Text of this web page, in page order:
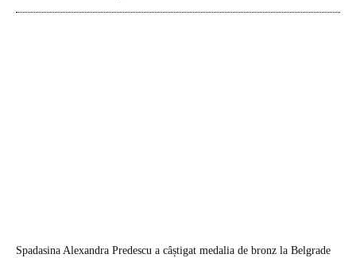
Spadasina Alexandra Predescu a câștigat medalia de bronz la Belgrade